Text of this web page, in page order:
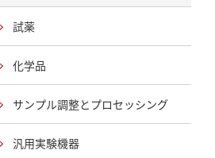
試薬
化学品
サンプル調整とプロセッシング
汎用実験機器